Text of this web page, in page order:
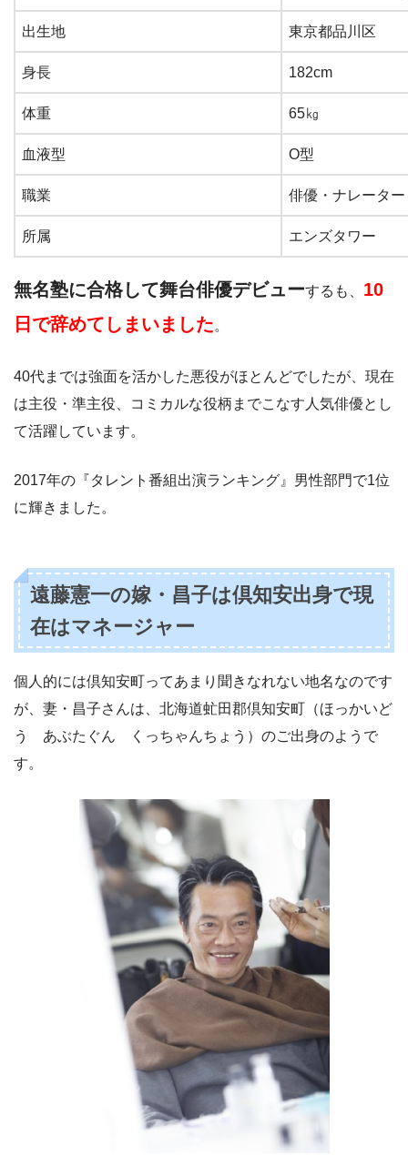
出生地 東京都品川区
身長 182cm
体重 65㎏
血液型 O型
職業 俳優・ナレータ
所属 エンズタワー
無名塾に合格して舞台俳優デビューするも、 10
日で辞めてしまいました。
40代までは強面を活かした悪役がほとんどでしたが、現在
は主役・準主役、コミカルな役柄までこなす人気俳優とし
て活躍しています。
2017年の『タレント番組出演ランキング』男性部門で1位
に輝きました。
遠藤憲一の嫁・昌子は倶知安出身で現
在はマネージャー
個人的には倶知安町ってあまり聞きなれない地名なのです
が、妻・昌子さんは、北海道虻田郡倶知安町（ほっかいど
う あぶたぐん くっちゃんちょう）のご出身のようで
す。